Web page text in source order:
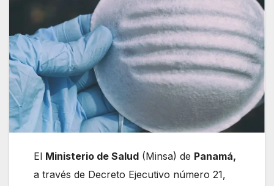
El Ministerio de Salud (Minsa) de Panamá,
a través de Decreto Ejecutivo número 21,